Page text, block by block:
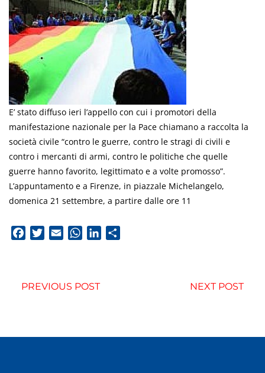
E’ stato diffuso ieri l’appello con cui i promotori della
manifestazione nazionale per la Pace chiamano a raccolta la
società civile “contro le guerre, contro le stragi di civili e
contro i mercanti di armi, contro le politiche che quelle
guerre hanno favorito, legittimato e a volte promosso”.
L’appuntamento e a Firenze, in piazzale Michelangelo,
domenica 21 settembre, a partire dalle ore 11
FacebookTwitterEmail WhatsApp
LinkedIn
PREVIOUS POST NEXT POST